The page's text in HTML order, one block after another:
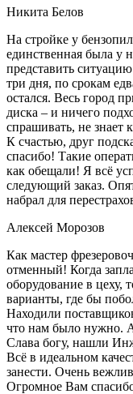
Никита Белов
На стройке у
единственная была у
представить
три дня, по срокам
остался. Весь город
диска – и ничего
спрашивать, не знает
К счастью, друг
спасибо! Такие
как обещали! Я всё
следующий заказ.
набрал для
Алексей Морозов
Как мастер
отменный! Когда
оборудование в цеху,
варианты, где бы
Находили
что нам было нужно. А
Слава богу, нашли
Всё в идеальном
занести. Очень
Огромное Вам